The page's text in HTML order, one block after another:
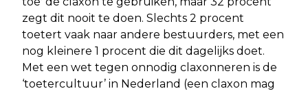
zegt dit nooit te doen. Slechts 2 procent
toetert vaak naar andere bestuurders, met een
nog kleinere 1 procent die dit dagelijks doet.
Met een wet tegen onnodig claxonneren is de
‘toetercultuur’ in Nederland (een claxon mag